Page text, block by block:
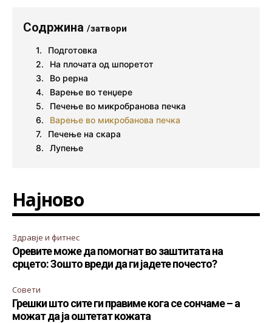
Содржина /затвори
Подготовка
На плочата од шпоретот
Во рерна
Варење во тенџере
Печење во микробранова печка
Варење во микробанова печка
Печење на скара
Лупење
Најново
Здравје и фитнес
Оревите може да помогнат во заштитата на
срцето: Зошто вреди да ги јадете почесто?
Совети
Грешки што сите ги правиме кога се сончаме – а
можат да ја оштетат кожата